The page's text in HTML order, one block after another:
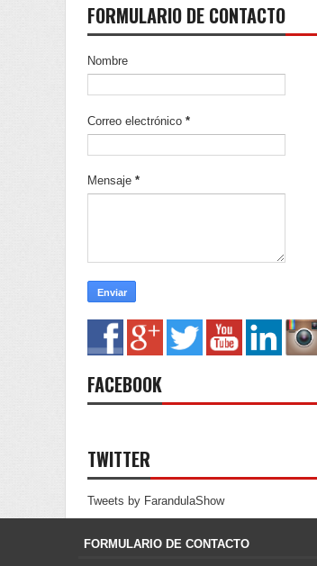
FORMULARIO DE CONTACTO
Nombre
Correo electrónico *
Mensaje *
FACEBOOK
TWITTER
Tweets by FarandulaShow
FORMULARIO DE CONTACTO